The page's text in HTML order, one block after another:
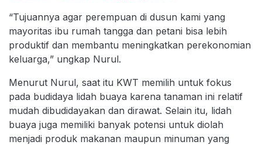
“Tujuannya agar perempuan di dusun kami yang
mayoritas ibu rumah tangga dan petani bisa lebih
produktif dan membantu meningkatkan perekonomian
keluarga,” ungkap Nurul.
Menurut Nurul, saat itu KWT memilih untuk fokus
pada budidaya lidah buaya karena tanaman ini relatif
mudah dibudidayakan dan dirawat. Selain itu, lidah
buaya juga memiliki banyak potensi untuk diolah
menjadi produk makanan maupun minuman yang